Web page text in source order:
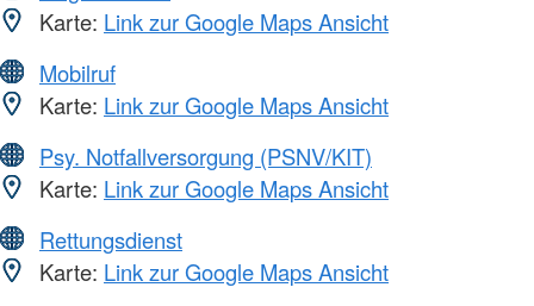
Karte: Link zur Google Maps Ansicht
Mobilruf
Karte: Link zur Google Maps Ansicht
Psy. Notfallversorgung (PSNV/KIT)
Karte: Link zur Google Maps Ansicht
Rettungsdienst
Karte: Link zur Google Maps Ansicht